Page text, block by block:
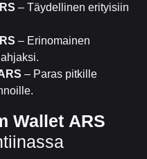
– Täydellinen erityisiin
– Erinomainen
– Paras pitkille
Wallet ARS